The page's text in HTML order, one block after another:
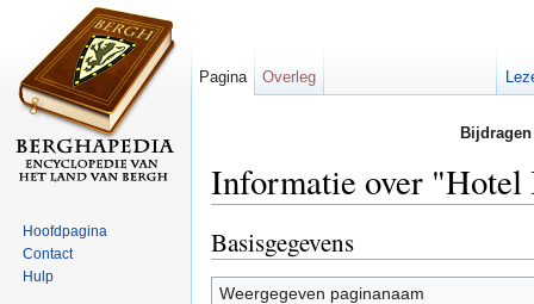
Informatie over "Hotel
Basisgegevens
Weergegeven paginanaam
Pagina Overleg
Hoofdpagina
Contact
Hulp